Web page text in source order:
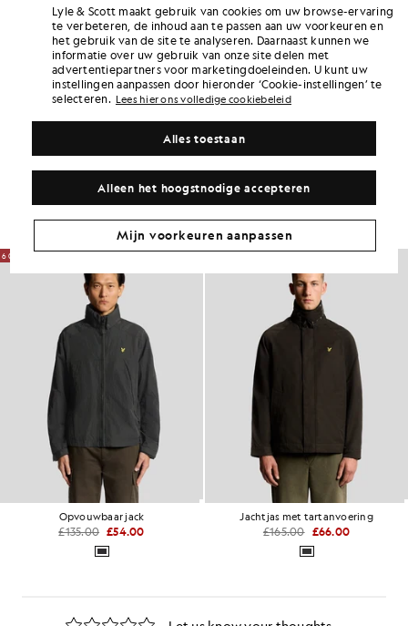
Verdien het dubbele! Verdien342-punten
met deze aankoop.
6 points = £ 1,00
AANMELDEN
PRODUCTGEGEVENS
PRODUCTGESCHIKTHEID
SAMENSTELLING EN ONDERHOUD
Ga voor deze look
Stel een complete outfit samen met verfijnde kledingstukken die je
60% KORTING
Opvouwbaar jack
£135.00 £54.00
Jachtjas met tartanvoering
£165.00 £66.00
Lyle & Scott maakt gebruik van cookies om uw browse-ervaring
te verbeteren, de inhoud aan te passen aan uw voorkeuren en
het gebruik van de site te analyseren. Daarnaast kunnen we
informatie over uw gebruik van onze site delen met
advertentiepartners voor marketingdoeleinden. U kunt uw
instellingen aanpassen door hieronder ‘Cookie-instellingen’ te
selecteren.
Lees hier ons volledige cookiebeleid
Alleen het hoogstnodige accepteren
Alles toestaan
Mijn voorkeuren aanpassen